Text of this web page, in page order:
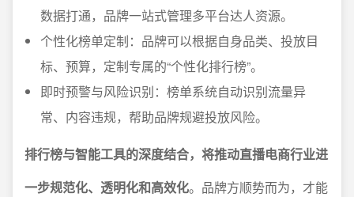
数据打通，品牌一站式管理多平台达人资源。
个性化榜单定制：品牌可以根据自身品类、投放目
标、预算，定制专属的“个性化排行榜”。
即时预警与风险识别：榜单系统自动识别流量异
常、内容违规，帮助品牌规避投放风险。
排行榜与智能工具的深度结合，将推动直播电商行业进
一步规范化、透明化和高效化。品牌方顺势而为，才能